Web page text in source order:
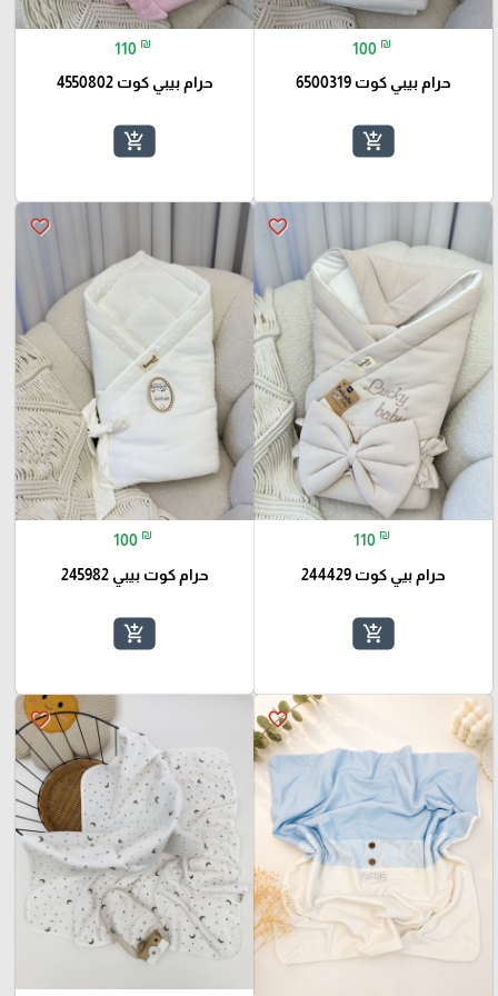
100 ₪
حرام بيبي كوت 6500319
add_shopping_cart
110 ₪
حرام بيبي كوت 4550802
add_shopping_cart
favorite_border
110 ₪
حرام بيي كوت 244429
add_shopping_cart
favorite_border
100 ₪
حرام كوت بيبي 245982
add_shopping_cart
favorite_border
favorite_border